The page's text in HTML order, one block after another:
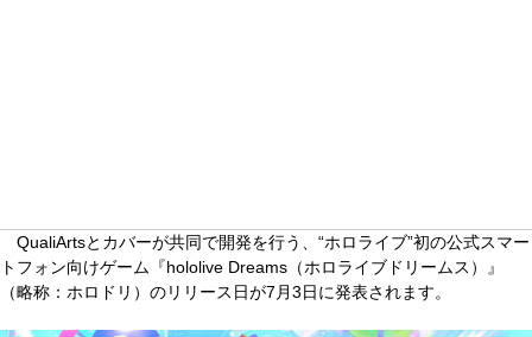
QualiArtsとカバーが共同で開発を行う、“ホロライブ”初の公式スマー
トフォン向けゲーム『hololive Dreams（ホロライブドリームス）』
（略称：ホロドリ）のリリース日が7月3日に発表されます。